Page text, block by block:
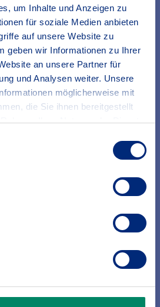
um Inhalte und Anzeigen zu
für soziale Medien anbieten
auf unsere Website zu
geben wir Informationen zu Ihrer
an unsere Partner für
und Analysen weiter. Unsere
möglicherweise mit
die Sie ihnen bereitgestellt
Ihrer Nutzung der Dienste
mehr
wie Sie uns kontaktieren können